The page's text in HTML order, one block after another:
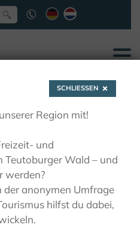
BURCHTEN, KASTELEN,
SCHLIESSEN
Region mit!
und
Teutoburger Wald – und
werden?
der anonymen Umfrage
hilfst du dabei,